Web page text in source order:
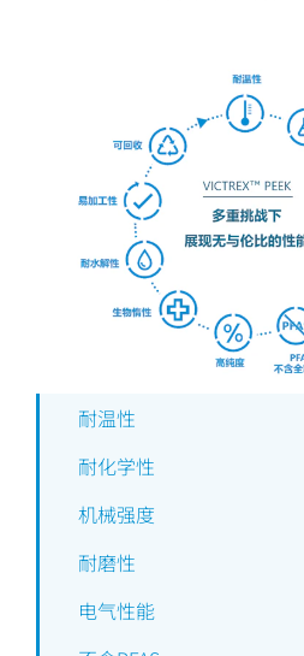
耐温性
耐化学性
机械强度
耐磨性
电气性能